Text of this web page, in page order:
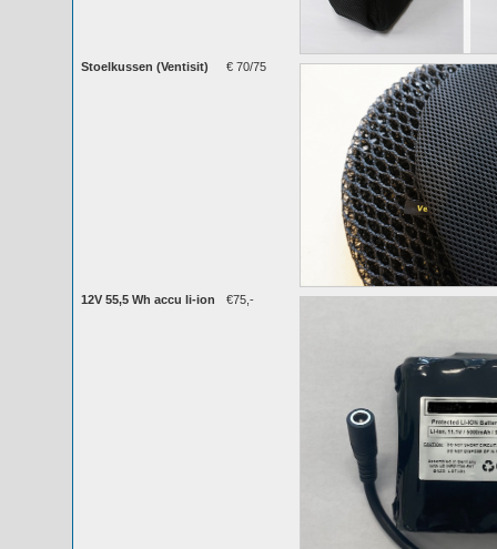
Stoelkussen (Ventisit) € 70/75
12V 55,5 Wh accu li-ion €75,-